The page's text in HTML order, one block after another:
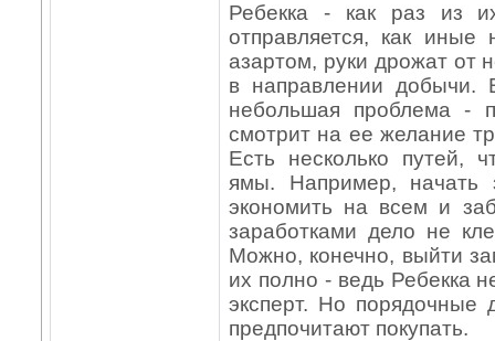
Ребекка - как раз из
отправляется, как иные
азартом, руки дрожат от
в направлении добычи.
небольшая проблема -
смотрит на ее желание
Есть несколько путей,
ямы. Например, начать
экономить на всем и
заработками дело не
Можно, конечно, выйти
их полно - ведь Ребекка
эксперт. Но порядочные
предпочитают покупать.